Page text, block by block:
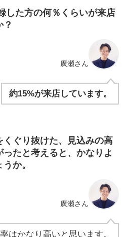
した方の何％くらいが来店
？
廣瀬さん
約15%が来店しています。
くぐり抜けた、見込みの高
たと考えると、かなりよ
か。
廣瀬さん
はかなり高いと思います。